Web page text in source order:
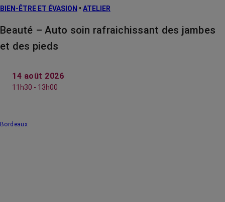
BIEN-ÊTRE ET ÉVASION • ATELIER
Beauté – Auto soin rafraichissant des jambes
et des pieds
14 août 2026
11h30 - 13h00
Bordeaux